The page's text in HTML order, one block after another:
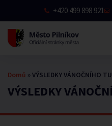
+420 499 898 921
VÝSLEDKY
Domů » VÝSLEDKY VÁNOČNÍHO